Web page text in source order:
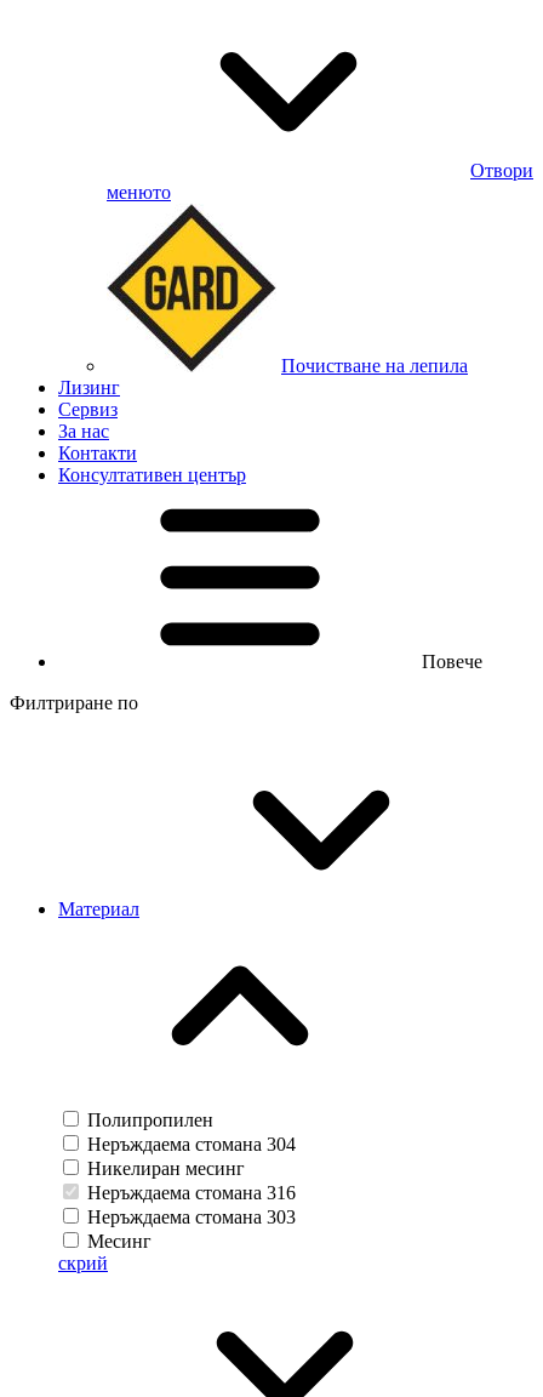
Отвори
менюто
Почистване на лепила
Лизинг
Сервиз
За нас
Контакти
Консултативен център
Повече
Филтриране по
Материал
Полипропилен
Неръждаема стомана 304
Никелиран месинг
Неръждаема стомана 316
Неръждаема стомана 303
Месинг
скрий